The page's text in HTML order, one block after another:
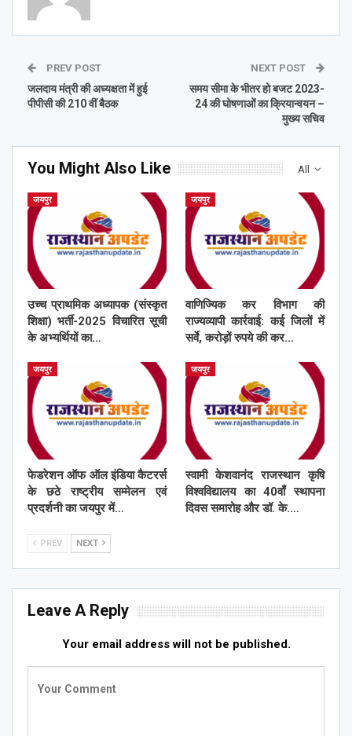
PREV POST
जलदाय मंत्री की अध्यक्षता में हुई
पीपीसी की 210 वीं बैठक
NEXT POST
समय सीमा के भीतर हो बजट 2023-
24 की घोषणाओं का क्रियान्वयन –
मुख्य सचिव
All
You Might Also Like
जयपुर
उच्च प्राथमिक अध्यापक (संस्कृत
शिक्षा) भर्ती-2025 विचारित सूची
के अभ्यर्थियों का…
जयपुर
वाणिज्यिक कर विभाग की
राज्यव्यापी कार्रवाई: कई जिलों में
सर्वे, करोड़ों रुपये की कर…
जयपुर
फेडरेशन ऑफ ऑल इंडिया कैटरर्स
के छठे राष्ट्रीय सम्मेलन एवं
प्रदर्शनी का जयपुर में…
जयपुर
स्वामी केशवानंद राजस्थान कृषि
विश्वविद्यालय का 40वाँ स्थापना
दिवस समारोह और डॉ. के.…
PREV NEXT
Leave A Reply
Your email address will not be published.